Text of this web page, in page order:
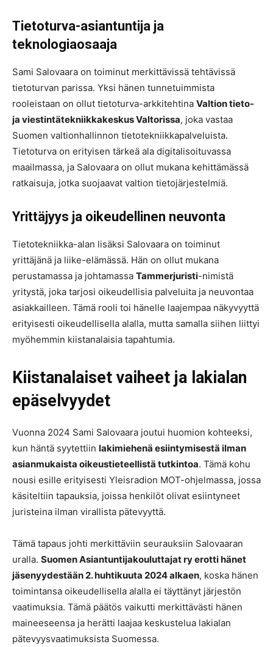
Tietoturva-asiantuntija ja
teknologiaosaaja
Sami Salovaara on toiminut merkittävissä tehtävissä
tietoturvan parissa. Yksi hänen tunnetuimmista
rooleistaan on ollut tietoturva-arkkitehtina Valtion tieto-
ja viestintätekniikkakeskus Valtorissa, joka vastaa
Suomen valtionhallinnon tietotekniikkapalveluista.
Tietoturva on erityisen tärkeä ala digitalisoituvassa
maailmassa, ja Salovaara on ollut mukana kehittämässä
ratkaisuja, jotka suojaavat valtion tietojärjestelmiä.
Yrittäjyys ja oikeudellinen neuvonta
Tietotekniikka-alan lisäksi Salovaara on toiminut
yrittäjänä ja liike-elämässä. Hän on ollut mukana
perustamassa ja johtamassa Tammerjuristi-nimistä
yritystä, joka tarjosi oikeudellisia palveluita ja neuvontaa
asiakkailleen. Tämä rooli toi hänelle laajempaa näkyvyyttä
erityisesti oikeudellisella alalla, mutta samalla siihen liittyi
myöhemmin kiistanalaisia tapahtumia.
Kiistanalaiset vaiheet ja lakialan
epäselvyydet
Vuonna 2024 Sami Salovaara joutui huomion kohteeksi,
kun häntä syytettiin lakimiehenä esiintymisestä ilman
asianmukaista oikeustieteellistä tutkintoa. Tämä kohu
nousi esille erityisesti Yleisradion MOT-ohjelmassa, jossa
käsiteltiin tapauksia, joissa henkilöt olivat esiintyneet
juristeina ilman virallista pätevyyttä.
Tämä tapaus johti merkittäviin seurauksiin Salovaaran
uralla. Suomen Asiantuntijakouluttajat ry erotti hänet
jäsenyydestään 2. huhtikuuta 2024 alkaen, koska hänen
toimintansa oikeudellisella alalla ei täyttänyt järjestön
vaatimuksia. Tämä päätös vaikutti merkittävästi hänen
maineeseensa ja herätti laajaa keskustelua lakialan
pätevyysvaatimuksista Suomessa.